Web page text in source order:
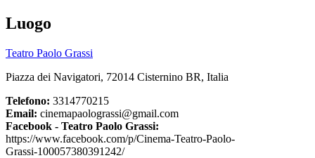
Luogo
Teatro Paolo Grassi
Piazza dei Navigatori, 72014 Cisternino BR, Italia
Telefono: 3314770215
Email: cinemapaolograssi@gmail.com
Facebook - Teatro Paolo Grassi:
https://www.facebook.com/p/Cinema-Teatro-Paolo-
Grassi-100057380391242/